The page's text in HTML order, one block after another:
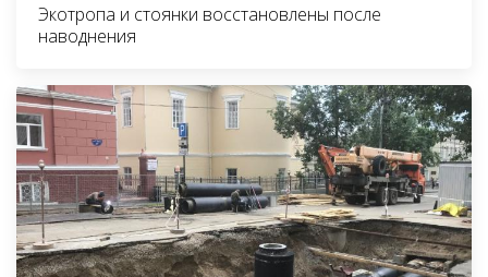
Экотропа и стоянки восстановлены после
наводнения